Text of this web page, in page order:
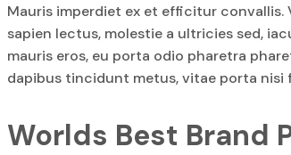
Mauris imperdiet ex et efficitur
sapien lectus, molestie a ultricies sed,
mauris eros, eu porta odio pharetra
dapibus tincidunt metus, vitae porta nisi
Worlds Best Brand